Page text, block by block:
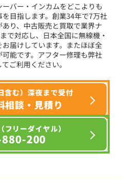
バー・インカムをどこよりも
目指します。創業34年で7万社
り、中古販売と買取で業界ナ
で対応し、日本全国に無線機・
届けしています。またほぼ全
能です。アフター修理も弊社
ご利用ください。
含む）深夜まで受付
相談・見積り
リーダイヤル）
200